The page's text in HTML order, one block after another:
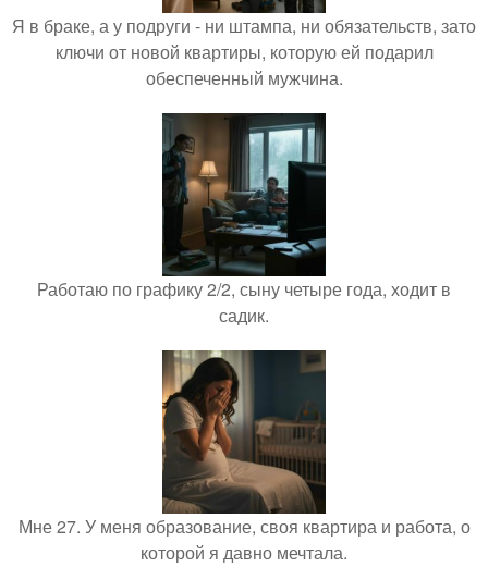
Я в браке, а у подруги - ни штампа, ни обязательств, зато
ключи от новой квартиры, которую ей подарил
обеспеченный мужчина.
Работаю по графику 2/2, сыну четыре года, ходит в
садик.
Мне 27. У меня образование, своя квартира и работа, о
которой я давно мечтала.